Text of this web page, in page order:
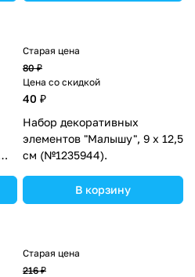
Старая цена
80 ₽
Цена со скидкой
40 ₽
Набор декоративных
элементов "Малышу", 9 х 12,5
см (№1235944).
В корзину
Старая цена
216 ₽